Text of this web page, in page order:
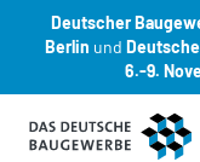
Deutscher
Berlin und
6.-9.
Zum Hauptinhalt